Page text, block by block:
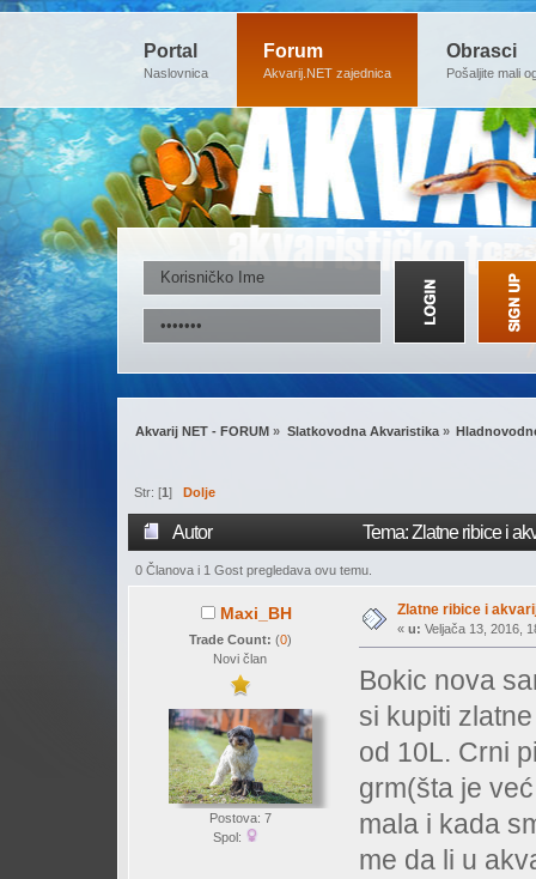
Portal
Naslovnica
Forum
Akvarij.NET zajednica
Obrasci
Pošaljite mali
Akvarij NET - FORUM » Slatkovodna Akvaristika»
Str: [1] Dolje
Autor Tema: Zlatne ribice i
0 Članova i 1 Gost pregledava ovu temu.
Maxi_BH
Trade Count: (0)
Novi član
Postova: 7
Spol:
Zlatne ribice i
« u: Veljača 13, 2016,
Bokic nova
si kupiti
od 10L. Crni
grm(šta je
mala i kada
me da li u